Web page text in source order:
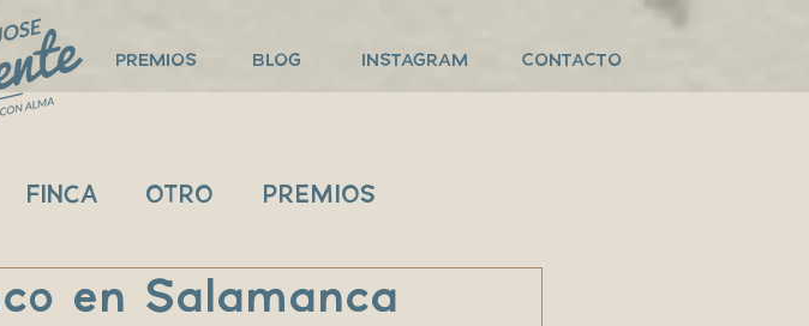
PREMIOS BLOG INSTAGRAM CONTACTO
FINCA OTRO PREMIOS
en Salamanca